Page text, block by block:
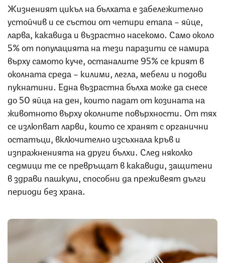
Жизненият цикъл на бълхата е забележително
устойчив и се състои от четири етапа – яйце,
ларва, какавида и възрастно насекомо. Само около
5% от популацията на тези паразити се намира
върху самото куче, останалите 95% се крият в
околната среда – килими, легла, мебели и подови
пукнатини. Една възрастна бълха може да снесе
до 50 яйца на ден, които падат от козината на
животното върху околните повърхности. От тях
се излюпват ларви, които се хранят с органични
остатъци, включително изсъхнала кръв и
изпражненията на други бълхи. След няколко
седмици те се превръщат в какавиди, защитени
в здрави пашкули, способни да преживеят дълги
периоди без храна.